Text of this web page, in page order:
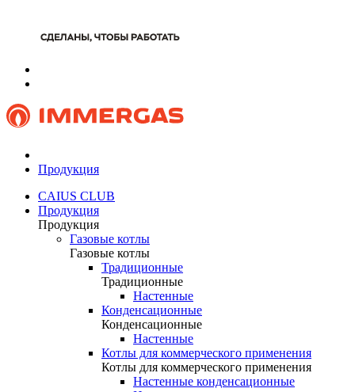
Продукция
CAIUS CLUB
Продукция
Продукция
Газовые котлы
Газовые котлы
Традиционные
Традиционные
Настенные
Конденсационные
Конденсационные
Настенные
Котлы для коммерческого применения
Котлы для коммерческого применения
Настенные конденсационные